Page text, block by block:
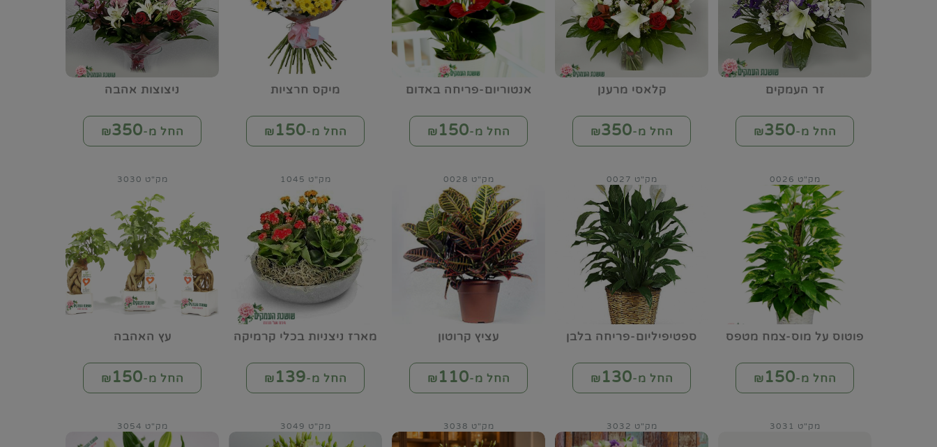
זר העמקים
החל מ-₪350
קלאסי מרענן
החל מ-₪350
אנטוריום-פריחה באדום
החל מ-₪150
מיקס חרציות
החל מ-₪150
ניצוצות אהבה
החל מ-₪350
פוטוס על מוס-צמח מטפס
מק"ט 0026
החל מ-₪150
ספטיפיליום-פריחה בלבן
מק"ט 0027
החל מ-₪130
עציץ קרוטון
מק"ט 0028
החל מ-₪110
מארז ניצניות בכלי קרמיקה
מק"ט 1045
החל מ-₪139
עץ האהבה
מק"ט 3030
החל מ-₪150
מק"ט 3031 מק"ט 3032 מק"ט 3038 מק"ט 3049 מק"ט 3054